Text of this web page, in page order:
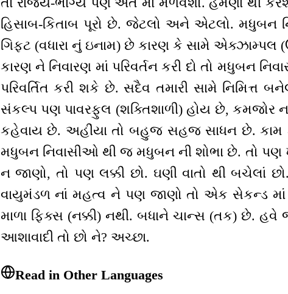
હિસાબ-કિતાબ પૂરો છે. જેટલો અને એટલો. મધુબન
ગિફ્ટ (વધારા નું ઇનામ) છે કારણ કે સામે
કારણ ને નિવારણ માં પરિવર્તન કરી દો તો મધુબન
પરિવર્તિત કરી શકે છે. ‌સદૈવ તમારી સામે
સંકલ્પ પણ પાવરફુલ (શક્તિશાળી) હોય છે,
કહેવાય છે. અહીંયા તો બહુજ સહજ સાધન છે. કામ
મધુબન નિવાસીઓ થી જ મધુબન ની શોભા છે. તો પણ
ન જાણો, તો પણ લક્કી છો. ઘણી વાતો થી બચેલાં
વાયુમંડળ નાં મહત્વ ને પણ જાણો તો એક સેકન્ડ માં
માળા ફિક્સ (નક્કી) નથી. બધાને ચાન્સ (તક) છે. હવે
આશાવાદી તો છો ને? અચ્છા.
Read in Other Languages